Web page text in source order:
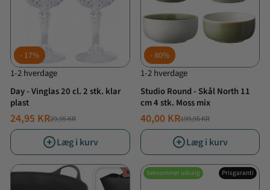
17%
1-2 hverdage
Day - Vinglas 20 cl. 2 stk. klar
plast
NORMALPRIS
29,95 KR
TILBUDSPRIS
24,95 KR
Læg i kurv
80%
1-2 hverdage
Studio Round - Skål North 11
cm 4 stk. Moss mix
NORMALPRIS
199,95 KR
TILBUDSPRIS
40,00 KR
Læg i kurv
Sensommer udsalg Prisgaranti